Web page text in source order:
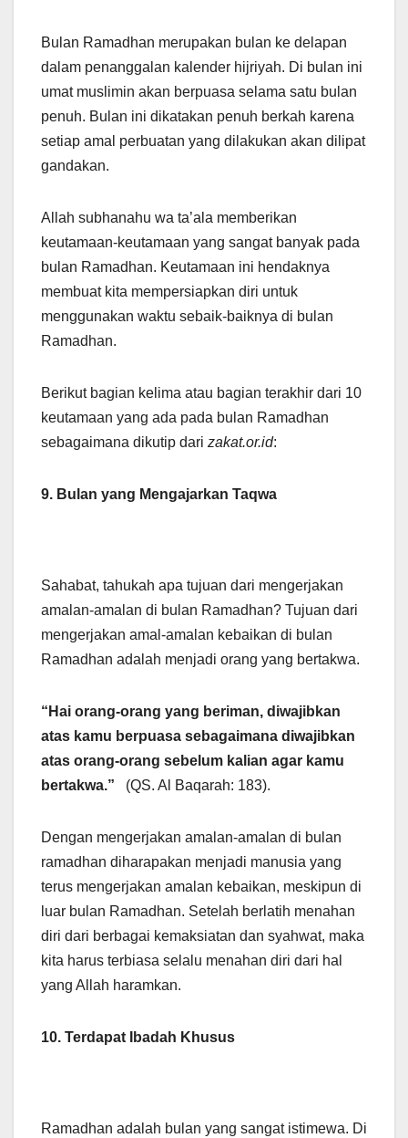
Bulan Ramadhan merupakan bulan ke delapan
dalam penanggalan kalender hijriyah. Di bulan ini
umat muslimin akan berpuasa selama satu bulan
penuh. Bulan ini dikatakan penuh berkah karena
setiap amal perbuatan yang dilakukan akan dilipat
gandakan.
Allah subhanahu wa ta’ala memberikan
keutamaan-keutamaan yang sangat banyak pada
bulan Ramadhan. Keutamaan ini hendaknya
membuat kita mempersiapkan diri untuk
menggunakan waktu sebaik-baiknya di bulan
Ramadhan.
Berikut bagian kelima atau bagian terakhir dari 10
keutamaan yang ada pada bulan Ramadhan
sebagaimana dikutip dari zakat.or.id:
9. Bulan yang Mengajarkan Taqwa
Sahabat, tahukah apa tujuan dari mengerjakan
amalan-amalan di bulan Ramadhan? Tujuan dari
mengerjakan amal-amalan kebaikan di bulan
Ramadhan adalah menjadi orang yang bertakwa.
“Hai orang-orang yang beriman, diwajibkan
atas kamu berpuasa sebagaimana diwajibkan
atas orang-orang sebelum kalian agar kamu
bertakwa.” (QS. Al Baqarah: 183).
Dengan mengerjakan amalan-amalan di bulan
ramadhan diharapakan menjadi manusia yang
terus mengerjakan amalan kebaikan, meskipun di
luar bulan Ramadhan. Setelah berlatih menahan
diri dari berbagai kemaksiatan dan syahwat, maka
kita harus terbiasa selalu menahan diri dari hal
yang Allah haramkan.
10. Terdapat Ibadah Khusus
Ramadhan adalah bulan yang sangat istimewa. Di